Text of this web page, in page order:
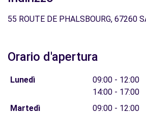
55 ROUTE DE PHALSBOURG, 67260
Orario d'apertura
Lunedì
09:00 - 12:00
14:00 - 17:00
Martedì
09:00 - 12:00